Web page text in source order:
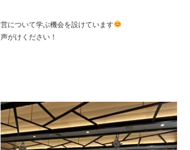
について学ぶ機会を設けています
がけください！